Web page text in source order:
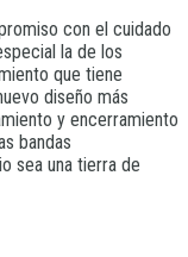
con el cuidado
la de los
que tiene
diseño más
y encerramiento
bandas
sea una tierra de